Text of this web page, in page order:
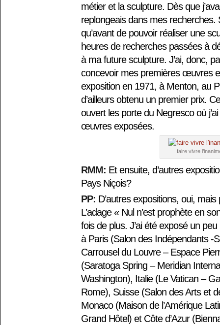
métier et la sculpture. Dès que
replongeais dans mes recherches.
qu’avant de pouvoir réaliser une
heures de recherches passées à
à ma future sculpture. J’ai, donc,
concevoir mes premières œuvres
exposition en 1971, à Menton, au
d’ailleurs obtenu un premier prix.
ouvert les porte du Negresco où
œuvres exposées.
faire vivre
RMM: Et ensuite, d’autres
Pays Niçois?
PP: D’autres expositions, oui,
L’adage « Nul n’est prophète en
fois de plus. J’ai été exposé un
à Paris (Salon des Indépendants -
Carrousel du Louvre – Espace
(Saratoga Spring – Meridian
Washington), Italie (Le Vatican –
Rome), Suisse (Salon des Arts et
Monaco (Maison de l’Amérique
Grand Hôtel) et Côte d’Azur